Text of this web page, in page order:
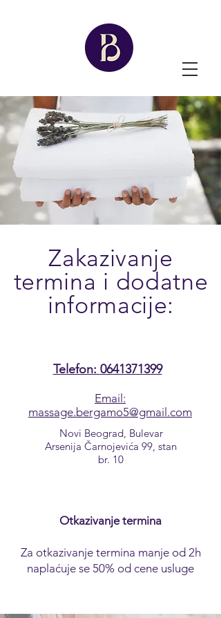
Zakazivanje
termina i dodatne
informacije:
Telefon: 0641371399
Email:
massage.bergamo5@gmail.com
Novi Beograd, Bulevar
Arsenija Čarnojevića 99, stan
br. 10
Otkazivanje termina
Za otkazivanje termina manje od 2h
naplaćuje se 50% od cene usluge